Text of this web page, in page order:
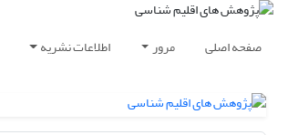
صفحه اصلی مرور اطلاعات نشریه